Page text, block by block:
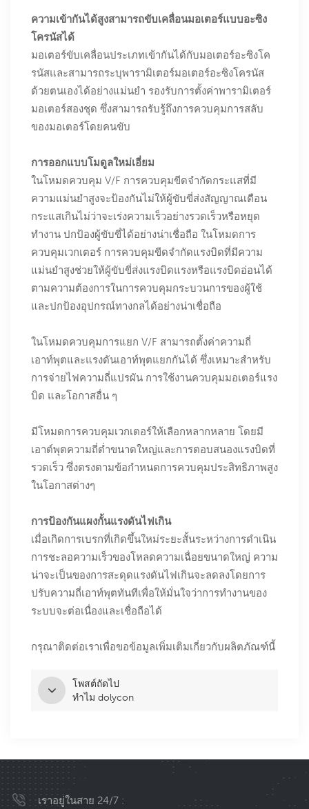
ความเข้ากันได้สูงสามารถขับเคลื่อนมอเตอร์แบบอะซิง
โครนัสได้
มอเตอร์ขับเคลื่อนประเภทเข้ากันได้กับมอเตอร์อะซิงโค
รนัสและสามารถระบุพารามิเตอร์มอเตอร์อะซิงโครนัส
ด้วยตนเองได้อย่างแม่นยำ รองรับการตั้งค่าพารามิเตอร์
มอเตอร์สองชุด ซึ่งสามารถรับรู้ถึงการควบคุมการสลับ
ของมอเตอร์โดยคนขับ
การออกแบบโมดูลใหม่เอี่ยม
ในโหมดควบคุม V/F การควบคุมขีดจำกัดกระแสที่มี
ความแม่นยำสูงจะป้องกันไม่ให้ผู้ขับขี่ส่งสัญญาณเตือน
กระแสเกินไม่ว่าจะเร่งความเร็วอย่างรวดเร็วหรือหยุด
ทำงาน ปกป้องผู้ขับขี่ได้อย่างน่าเชื่อถือ ในโหมดการ
ควบคุมเวกเตอร์ การควบคุมขีดจำกัดแรงบิดที่มีความ
แม่นยำสูงช่วยให้ผู้ขับขี่ส่งแรงบิดแรงหรือแรงบิดอ่อนได้
ตามความต้องการในการควบคุมกระบวนการของผู้ใช้
และปกป้องอุปกรณ์ทางกลได้อย่างน่าเชื่อถือ
ในโหมดควบคุมการแยก V/F สามารถตั้งค่าความถี่
เอาท์พุตและแรงดันเอาท์พุตแยกกันได้ ซึ่งเหมาะสำหรับ
การจ่ายไฟความถี่แปรผัน การใช้งานควบคุมมอเตอร์แรง
บิด และโอกาสอื่น ๆ
มีโหมดการควบคุมเวกเตอร์ให้เลือกหลากหลาย โดยมี
เอาต์พุตความถี่ต่ำขนาดใหญ่และการตอบสนองแรงบิดที่
รวดเร็ว ซึ่งตรงตามข้อกำหนดการควบคุมประสิทธิภาพสูง
ในโอกาสต่างๆ
การป้องกันแผงกั้นแรงดันไฟเกิน
เมื่อเกิดการเบรกที่เกิดขึ้นใหม่ระยะสั้นระหว่างการดำเนิน
การชะลอความเร็วของโหลดความเฉื่อยขนาดใหญ่ ความ
น่าจะเป็นของการสะดุดแรงดันไฟเกินจะลดลงโดยการ
ปรับความถี่เอาท์พุตทันทีเพื่อให้มั่นใจว่าการทำงานของ
ระบบจะต่อเนื่องและเชื่อถือได้
กรุณาติดต่อเราเพื่อขอข้อมูลเพิ่มเติมเกี่ยวกับผลิตภัณฑ์นี้
โพสต์ถัดไป
ทำไม dolycon
เราอยู่ในสาย 24/7 :